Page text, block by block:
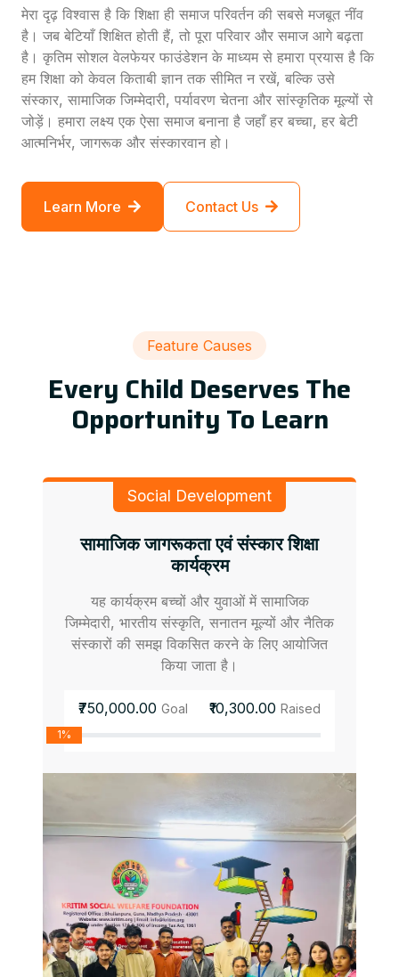
मेरा दृढ़ विश्वास है कि शिक्षा ही समाज परिवर्तन की सबसे मजबूत नींव
है। जब बेटियाँ शिक्षित होती हैं, तो पूरा परिवार और समाज आगे बढ़ता
है। कृतिम सोशल वेलफेयर फाउंडेशन के माध्यम से हमारा प्रयास है कि
हम शिक्षा को केवल किताबी ज्ञान तक सीमित न रखें, बल्कि उसे
संस्कार, सामाजिक जिम्मेदारी, पर्यावरण चेतना और सांस्कृतिक मूल्यों से
जोड़ें। हमारा लक्ष्य एक ऐसा समाज बनाना है जहाँ हर बच्चा, हर बेटी
आत्मनिर्भर, जागरूक और संस्कारवान हो।
Learn More Contact Us
Feature Causes
Every Child Deserves The
Opportunity To Learn
Social Development
सामाजिक जागरूकता एवं संस्कार शिक्षा
कार्यक्रम
यह कार्यक्रम बच्चों और युवाओं में सामाजिक
जिम्मेदारी, भारतीय संस्कृति, सनातन मूल्यों और नैतिक
संस्कारों की समझ विकसित करने के लिए आयोजित
किया जाता है।
₹750,000.00 Goal ₹10,300.00 Raised
1%